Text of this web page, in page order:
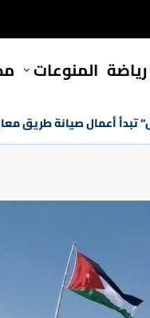
رياضة المنوعات
تبدأ أعمال صيانة طريق